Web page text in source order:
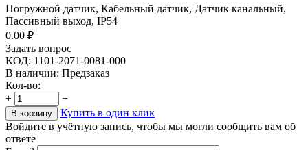
Погружной датчик, Кабельный датчик, Датчик канальный,
Пассивный выход, IP54
0.00 ₽
Задать вопрос
КОД: 1101-2071-0081-000
В наличии: Предзаказ
Кол-во:
+
−
В корзину
Купить в один клик
Войдите в учётную запись, чтобы мы могли сообщить вам об
ответе